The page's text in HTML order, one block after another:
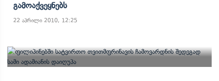
Გამოაქვეყნებს
22 აპრილი 2010, 12:25